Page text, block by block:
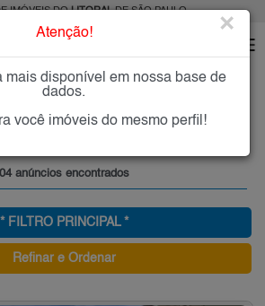
IMÓVEIS DOLITORALDE SÃO PAULO
PRAIA GRANDE
Mirim, Praia Grande
Litoral
anúncios encontrados
* FILTRO PRINCIPAL *
Refinar e Ordenar
Atenção! ×
mais disponível em nossa base de
dados.
você imóveis do mesmo perfil!